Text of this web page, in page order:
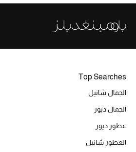
Top Searches
الجمال شانيل
الجمال ديور
عطور ديور
العطور شانيل